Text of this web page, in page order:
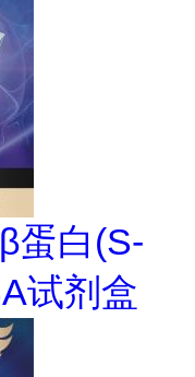
蛋白(S-
试剂盒